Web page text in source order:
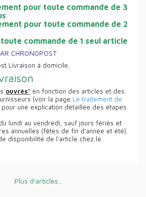
pour toute commande de 3
pour toute commande de 2
commande de 1 seul article
CHRONOPOST
Livraison à domicile.
ouvrés* en fonction des articles et des
(voir la page Le traitement de
pour une explication détaillée des étapes
lundi au vendredi, sauf jours fériés et
annuelles (fêtes de fin d'année et été).
disponibilité de l'article chez le
Plus d'articles...